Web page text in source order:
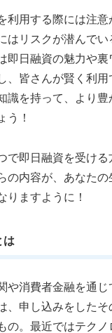
利用する際には注意
はリスクが潜んでい
即日融資の魅力や裏
、皆さんが賢く利
識を持って、より豊
う！
で即日融資を受ける
の内容が、あなたの
りますように！
は
や消費者金融を通じ
、申し込みをした
の。最近ではテクノ